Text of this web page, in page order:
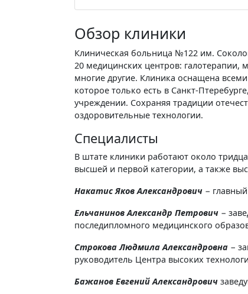
Обзор клиники
Клиническая больница №122 им.
20 медицинских центров:
многие другие. Клиника оснащена
которое только есть в Санкт-
учреждении. Сохраняя традиции
оздоровительные технологии.
Специалисты
В штате клиники работают около
высшей и первой категории, а также
Накатис Яков Александрович −
Ельчанинов Александр Петрович −
последипломного медицинского
Строкова Людмила Александровна −
руководитель Центра высоких
Бажанов Евгений Александрович